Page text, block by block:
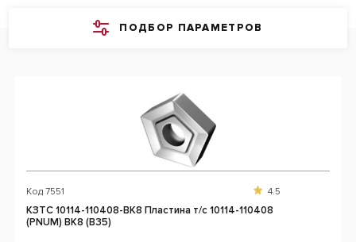
ПОДБОР ПАРАМЕТРОВ
Код 7551 4.5
КЗТС 10114-110408-ВК8 Пластина т/с 10114-110408
(PNUM) ВК8 (В35)